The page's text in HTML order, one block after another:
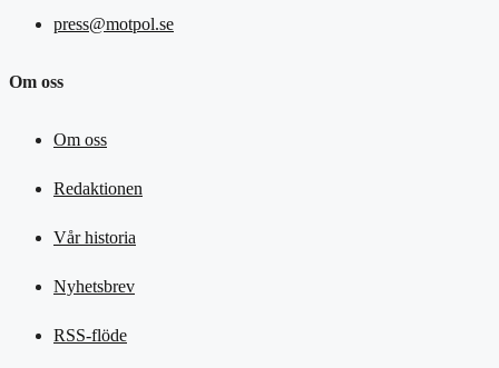
press@motpol.se
Om oss
Om oss
Redaktionen
Vår historia
Nyhetsbrev
RSS-flöde